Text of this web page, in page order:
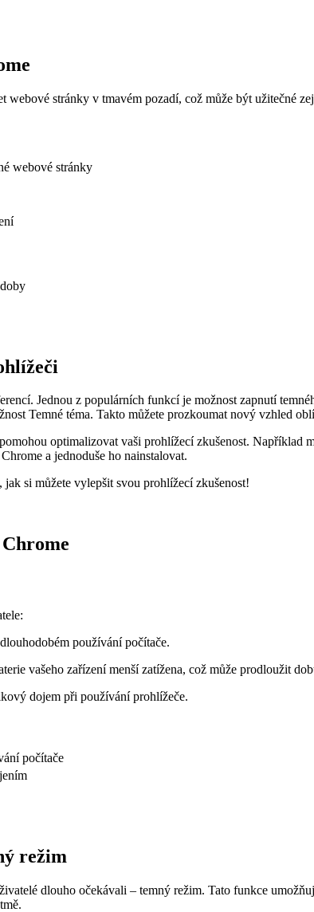
stránky v tmavém pozadí, což může být užitečné
webové stránky
Jednou z populárních funkcí je možnost zapnutí
Temné téma. Takto můžete prozkoumat nový vzhled
optimalizovat vaši prohlížecí zkušenost. Například
a jednoduše ho nainstalovat.
si můžete vylepšit svou prohlížecí zkušenost!
používání počítače.
vašeho zařízení menší zatížena, což může prodloužit
dojem při používání prohlížeče.
počítače
režim
dlouho očekávali – temný režim. Tato funkce